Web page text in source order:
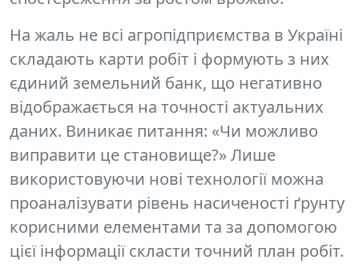
На жаль не всі агропідприємства в Україні
складають карти робіт і формують з них
єдиний земельний банк, що негативно
відображається на точності актуальних
даних. Виникає питання: «Чи можливо
виправити це становище?» Лише
використовуючи нові технології можна
проаналізувати рівень насиченості ґрунту
корисними елементами та за допомогою
цієї інформації скласти точний план робіт.